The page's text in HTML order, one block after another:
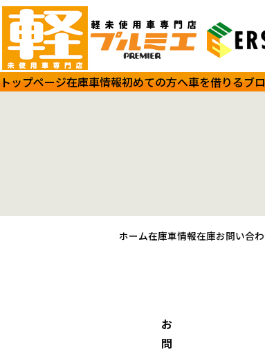
トップページ在庫車情報初めての方へ車を借りるブ
ホーム在庫車情報在庫お問い合
お
問